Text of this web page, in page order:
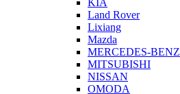
KIA
Land Rover
Lixiang
Mazda
MERCEDES-BENZ
MITSUBISHI
NISSAN
OMODA